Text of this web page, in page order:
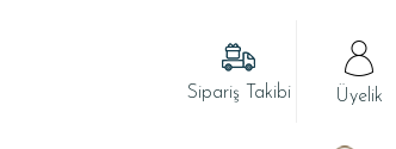
Sipariş Takibi Üyelik